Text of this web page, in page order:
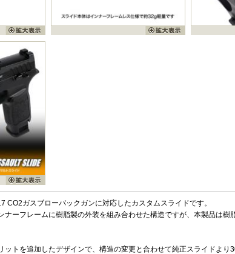
CO2ガスブローバックガンに対応したカスタムスライドです。
ナーフレームに樹脂製の外装を組み合わせた構造ですが、本製品は樹
ットを追加したデザインで、構造の変更と合わせて純正スライドより